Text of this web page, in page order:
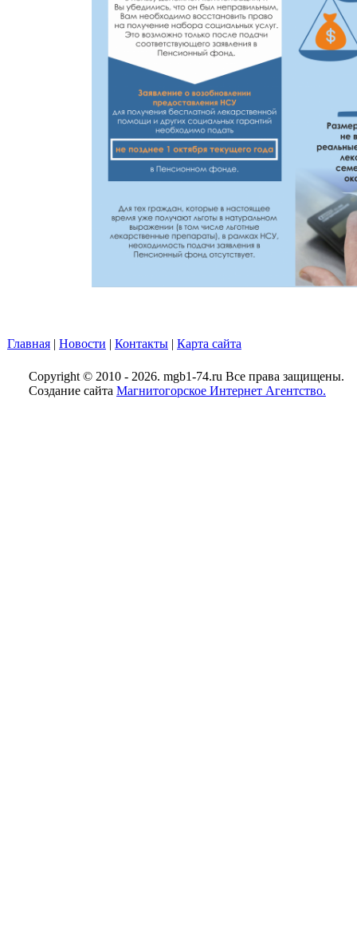
Главная | Новости | Контакты | Карта сайта
Copyright © 2010 - 2026. mgb1-74.ru Все права защищены.
Создание сайта Магнитогорское Интернет Агентство.